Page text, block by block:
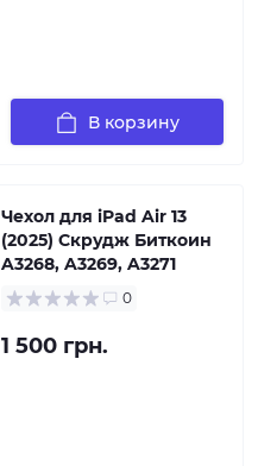
В корзину
Чехол для iPad Air 13
(2025) Скрудж Биткоин
A3268, A3269, A3271
0
1 500 грн.